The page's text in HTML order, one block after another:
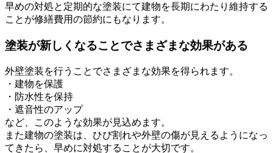
早めの対処と定期的な塗装にて建物を長期にわたり維持する
ことが修繕費用の節約にもなります。
塗装が新しくなることでさまざまな効果がある
外壁塗装を行うことでさまざまな効果を得られます。
・建物を保護
・防水性を保持
・遮音性のアップ
など、このような効果が見込めます。
また建物の塗装は、ひび割れや外壁の傷が見えるようになっ
てきたら、早めに対処することが大切です。